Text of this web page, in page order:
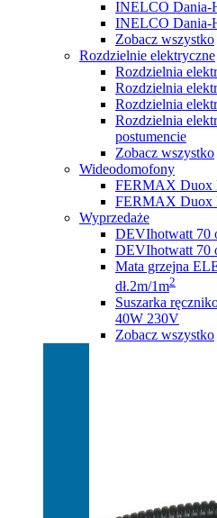
INELCO Dania-
INELCO Dania-
Zobacz wszystko
Rozdzielnie elektryczne
Rozdzielnia
Rozdzielnia
Rozdzielnia
Rozdzielnia
postumencie
Zobacz wszystko
Wideodomofony
FERMAX Duox
FERMAX Duox
Wyprzedaże
DEVIhotwatt 70
DEVIhotwatt 70
Mata grzejna
dł.2m/1m2
Suszarka
40W 230V
Zobacz wszystko